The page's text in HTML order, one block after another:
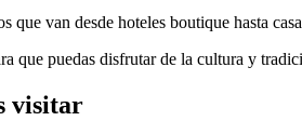
van desde hoteles boutique hasta
que puedas disfrutar de la cultura y
visitar